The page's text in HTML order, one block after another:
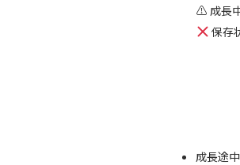
⚠ 成長
保存
成長途